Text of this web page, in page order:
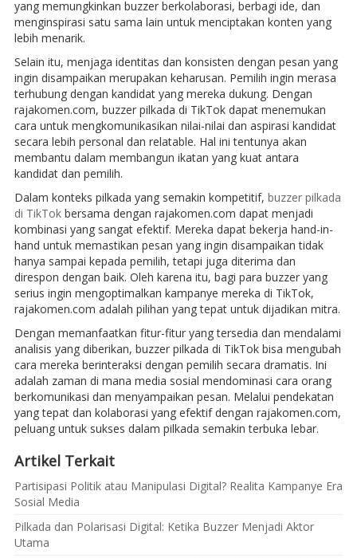
yang memungkinkan buzzer berkolaborasi, berbagi ide, dan
menginspirasi satu sama lain untuk menciptakan konten yang
lebih menarik.
Selain itu, menjaga identitas dan konsisten dengan pesan yang
ingin disampaikan merupakan keharusan. Pemilih ingin merasa
terhubung dengan kandidat yang mereka dukung. Dengan
rajakomen.com, buzzer pilkada di TikTok dapat menemukan
cara untuk mengkomunikasikan nilai-nilai dan aspirasi kandidat
secara lebih personal dan relatable. Hal ini tentunya akan
membantu dalam membangun ikatan yang kuat antara
kandidat dan pemilih.
Dalam konteks pilkada yang semakin kompetitif, buzzer pilkada
di TikTokbersama dengan rajakomen.com dapat menjadi
kombinasi yang sangat efektif. Mereka dapat bekerja hand-in-
hand untuk memastikan pesan yang ingin disampaikan tidak
hanya sampai kepada pemilih, tetapi juga diterima dan
direspon dengan baik. Oleh karena itu, bagi para buzzer yang
serius ingin mengoptimalkan kampanye mereka di TikTok,
rajakomen.com adalah pilihan yang tepat untuk dijadikan mitra.
Dengan memanfaatkan fitur-fitur yang tersedia dan mendalami
analisis yang diberikan, buzzer pilkada di TikTok bisa mengubah
cara mereka berinteraksi dengan pemilih secara dramatis. Ini
adalah zaman di mana media sosial mendominasi cara orang
berkomunikasi dan menyampaikan pesan. Melalui pendekatan
yang tepat dan kolaborasi yang efektif dengan rajakomen.com,
peluang untuk sukses dalam pilkada semakin terbuka lebar.
Artikel Terkait
Partisipasi Politik atau Manipulasi Digital? Realita Kampanye Era
Sosial Media
Pilkada dan Polarisasi Digital: Ketika Buzzer Menjadi Aktor
Utama